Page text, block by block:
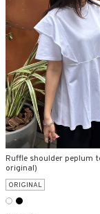
Ruffle shoulder peplum
original)
ORIGINAL